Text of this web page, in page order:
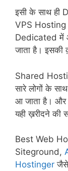
इसी के साथ
VPS Hosting
Dedicated में
जाता है। इसकी
Shared
सारे लोगों के
आ जाता है। और
यही ख़रीदने की
Best Web
Siteground,
Hostinger जैसे